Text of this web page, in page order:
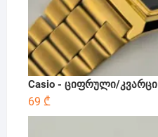
Casio - ციფრული/კვარცი
69 ₾